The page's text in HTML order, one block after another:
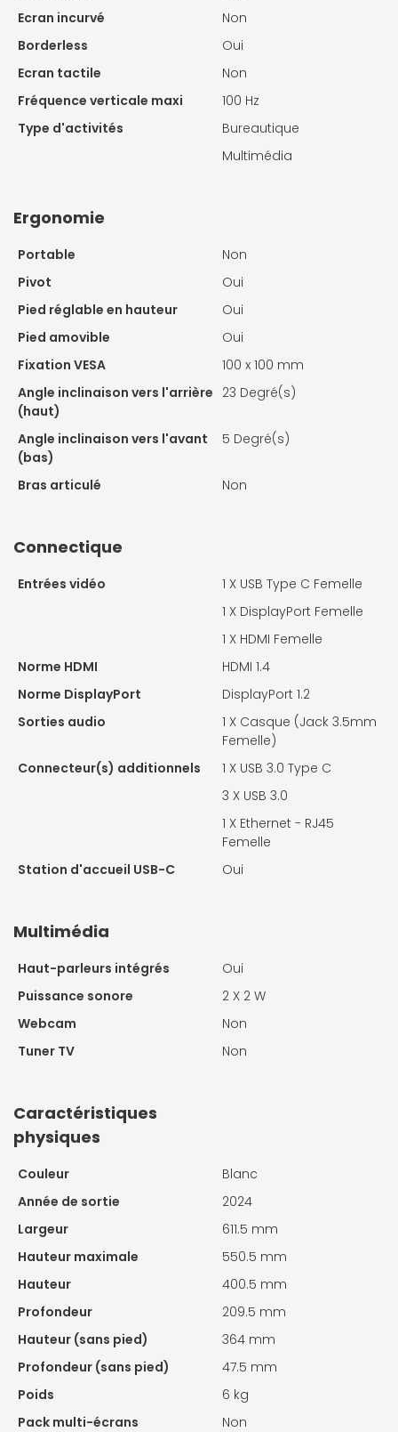
Ecran incurvé
Non
Borderless
Oui
Ecran tactile
Non
Fréquence verticale maxi
100 Hz
Type d'activités
Bureautique
Multimédia
Ergonomie
Portable
Non
Pivot
Oui
Pied réglable en hauteur
Oui
Pied amovible
Oui
Fixation VESA
100 x 100 mm
Angle inclinaison vers l'arrière
(haut)
23 Degré(s)
Angle inclinaison vers l'avant
(bas)
5 Degré(s)
Bras articulé Non
Connectique
Entrées vidéo 1 X USB Type C Femelle
1 X DisplayPort Femelle
1 X HDMI Femelle
Norme HDMI
HDMI 1.4
Norme DisplayPort
DisplayPort 1.2
Sorties audio
1 X Casque (Jack 3.5mm
Femelle)
Connecteur(s) additionnels
1 X USB 3.0 Type C
3 X USB 3.0
1 X Ethernet - RJ45
Femelle
Station d'accueil USB-C
Oui
Multimédia
Haut-parleurs intégrés
Oui
Puissance sonore
2 X 2 W
Webcam
Non
Tuner TV
Non
Caractéristiques
physiques
Couleur
Blanc
Année de sortie
2024
Largeur
611.5 mm
Hauteur maximale
550.5 mm
Hauteur
400.5 mm
Profondeur
209.5 mm
Hauteur (sans pied)
364 mm
Profondeur (sans pied)
47.5 mm
Poids
6 kg
Pack multi-écrans
Non